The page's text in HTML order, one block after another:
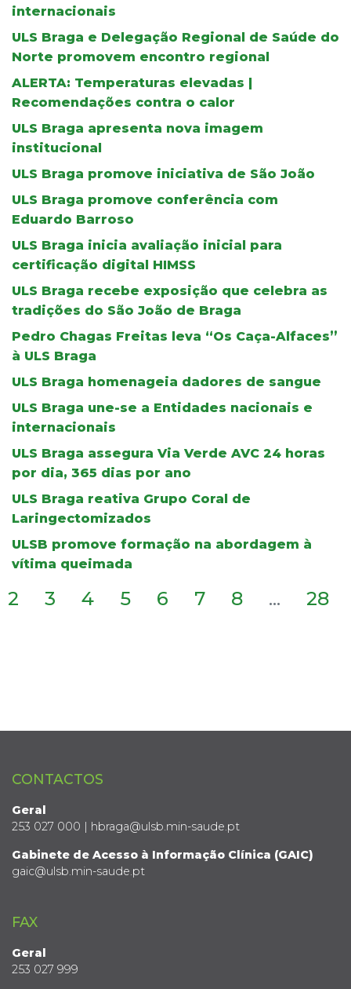
internacionais
ULS Braga e Delegação Regional de Saúde do
Norte promovem encontro regional
ALERTA: Temperaturas elevadas |
Recomendações contra o calor
ULS Braga apresenta nova imagem
institucional
ULS Braga promove iniciativa de São João
ULS Braga promove conferência com
Eduardo Barroso
ULS Braga inicia avaliação inicial para
certificação digital HIMSS
ULS Braga recebe exposição que celebra as
tradições do São João de Braga
Pedro Chagas Freitas leva “Os Caça-Alfaces”
à ULS Braga
ULS Braga homenageia dadores de sangue
ULS Braga une-se a Entidades nacionais e
internacionais
ULS Braga assegura Via Verde AVC 24 horas
por dia, 365 dias por ano
ULS Braga reativa Grupo Coral de
Laringectomizados
ULSB promove formação na abordagem à
vítima queimada
2 3 4 5 6 7 8 ... 28
CONTACTOS
Geral
253 027 000 | hbraga@ulsb.min-saude.pt
Gabinete de Acesso à Informação Clínica (GAIC)
gaic@ulsb.min-saude.pt
FAX
Geral
253 027 999